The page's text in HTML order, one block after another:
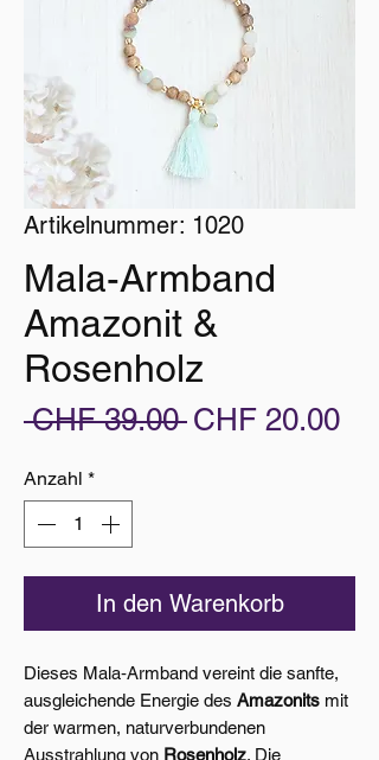
Artikelnummer: 1020
Mala-Armband
Amazonit &
Rosenholz
CHF 39.00 Standardpreis
CHF 20.00
Anzahl *
In den Warenkorb
Dieses Mala‑Armband vereint die sanfte,
ausgleichende Energie des Amazonits mit
der warmen, naturverbundenen
Ausstrahlung von Rosenholz. Die